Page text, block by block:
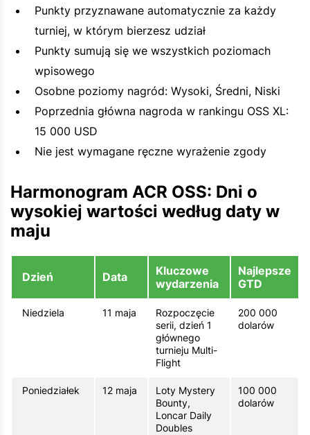
Punkty przyznawane automatycznie za każdy
turniej, w którym bierzesz udział
Punkty sumują się we wszystkich poziomach
wpisowego
Osobne poziomy nagród: Wysoki, Średni, Niski
Poprzednia główna nagroda w rankingu OSS XL:
15 000 USD
Nie jest wymagane ręczne wyrażenie zgody
Harmonogram ACR OSS: Dni o
wysokiej wartości według daty w
maju
Dzień Data
Kluczowe
wydarzenia
Najlepsze
GTD
Niedziela 11 maja
Rozpoczęcie
serii, dzień 1
głównego
turnieju Multi-
Flight
200 000
dolarów
Poniedziałek 12 maja
Loty Mystery
Bounty,
Loncar Daily
Doubles
100 000
dolarów